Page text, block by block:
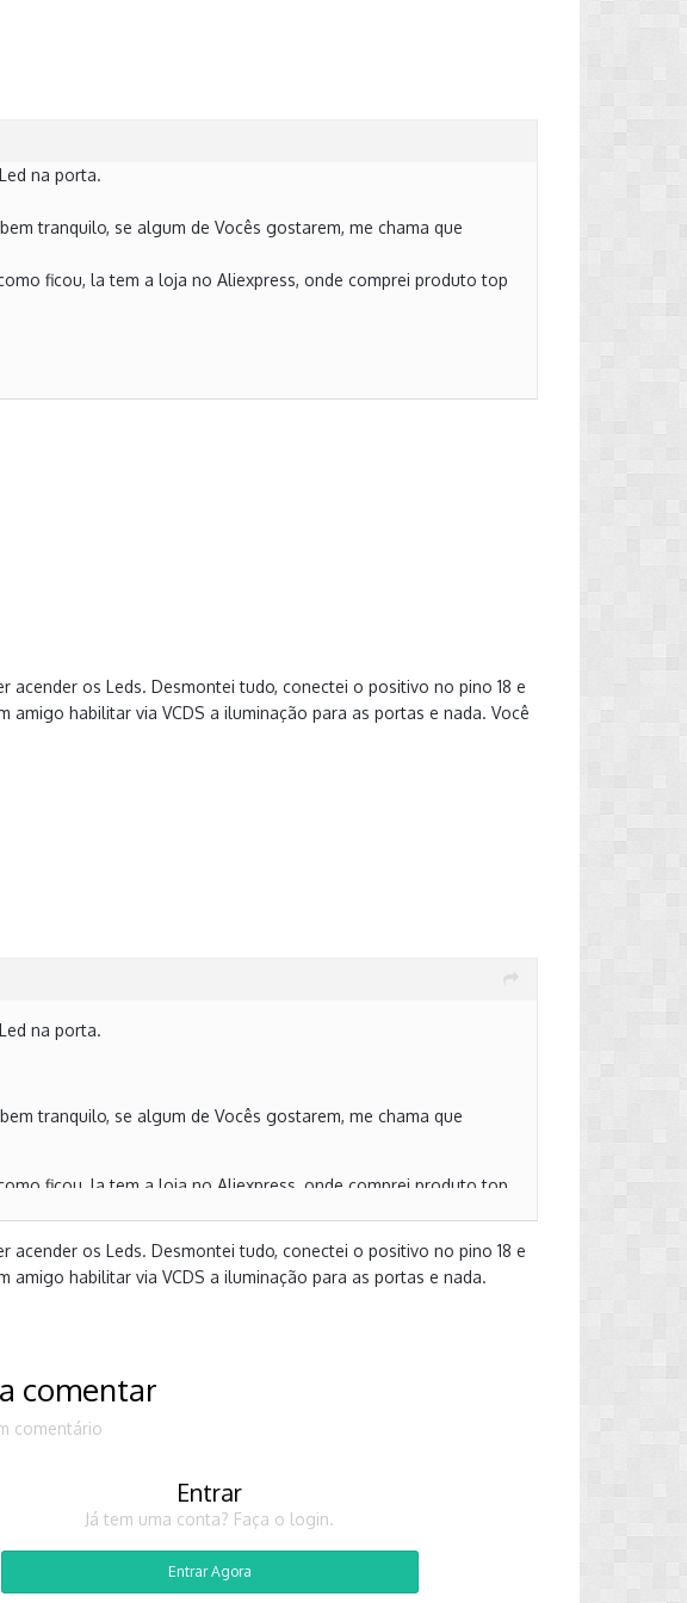
na porta.
tranquilo, se algum de Vocês gostarem, me chama que
ficou, la tem a loja no Aliexpress, onde comprei produto top
os Leds. Desmontei tudo, conectei o positivo no pino 18 e
habilitar via VCDS a iluminação para as portas e nada. Você
na porta.
tranquilo, se algum de Vocês gostarem, me chama que
ficou, la tem a loja no Aliexpress, onde comprei produto top
os Leds. Desmontei tudo, conectei o positivo no pino 18 e
habilitar via VCDS a iluminação para as portas e nada.
comentar
comentário
Entrar
Já tem uma conta? Faça o login.
Entrar Agora